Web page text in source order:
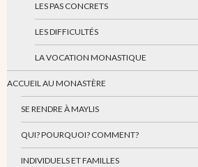
LES PAS CONCRETS
LES DIFFICULTÉS
LA VOCATION MONASTIQUE
ACCUEIL AU MONASTÈRE
SE RENDRE À MAYLIS
QUI? POURQUOI? COMMENT?
INDIVIDUELS ET FAMILLES